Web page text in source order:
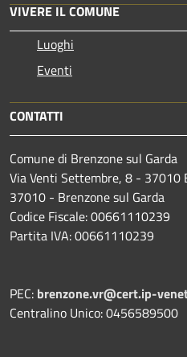
VIVERE IL COMUNE
Luoghi
Eventi
CONTATTI
Comune di Brenzone sul Garda
Via Venti Settembre, 8 - 37010
37010 - Brenzone sul Garda
Codice Fiscale: 00661110239
Partita IVA: 00661110239
PEC: brenzone.vr@cert.ip-
Centralino Unico: 0456589500